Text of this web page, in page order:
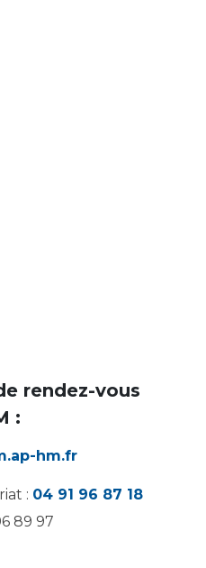
d'Infectiologie
Rares
Rares
rendez-vous
:
hm.fr
: 04 91 96 87 18
89 97